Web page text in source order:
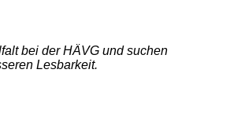
bei der HÄVG und suchen
Lesbarkeit.